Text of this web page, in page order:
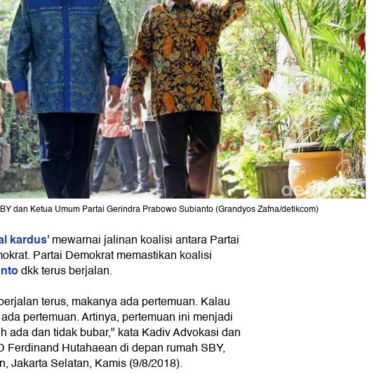
dan Ketua Umum Partai Gerindra Prabowo Subianto (Grandyos Zafna/detikcom)
kardus' mewarnai jalinan koalisi antara Partai
Partai Demokrat memastikan koalisi
dkk terus berjalan.
terus, makanya ada pertemuan. Kalau
pertemuan. Artinya, pertemuan ini menjadi
ada dan tidak bubar," kata Kadiv Advokasi dan
Ferdinand Hutahaean di depan rumah SBY,
Jakarta Selatan, Kamis (9/8/2018).